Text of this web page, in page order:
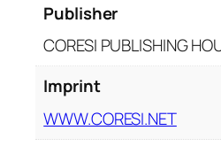
Publisher
CORESI PUBLISHING
Imprint
WWW.CORESI.NET